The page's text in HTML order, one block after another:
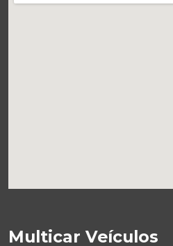
Multicar Veículos